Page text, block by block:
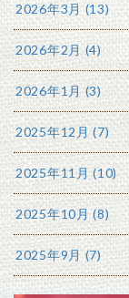
2026年3月 (13)
2026年2月 (4)
2026年1月 (3)
2025年12月 (7)
2025年11月 (10)
2025年10月 (8)
2025年9月 (7)